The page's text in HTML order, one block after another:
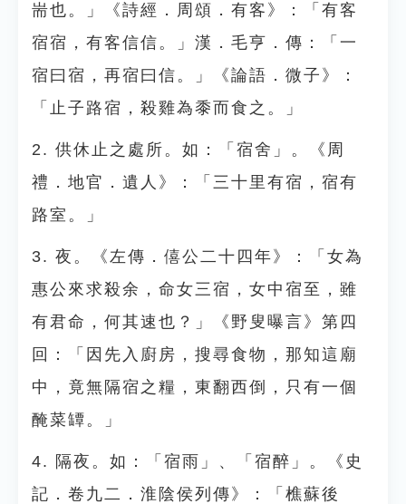
耑也。」《詩經．周頌．有客》：「有客
宿宿，有客信信。」漢．毛亨．傳：「一
宿曰宿，再宿曰信。」《論語．微子》：
「止子路宿，殺雞為黍而食之。」
2. 供休止之處所。如：「宿舍」。《周
禮．地官．遺人》：「三十里有宿，宿有
路室。」
3. 夜。《左傳．僖公二十四年》：「女為
惠公來求殺余，命女三宿，女中宿至，雖
有君命，何其速也？」《野叟曝言》第四
回：「因先入廚房，搜尋食物，那知這廟
中，竟無隔宿之糧，東翻西倒，只有一個
醃菜罈。」
4. 隔夜。如：「宿雨」、「宿醉」。《史
記．卷九二．淮陰侯列傳》：「樵蘇後